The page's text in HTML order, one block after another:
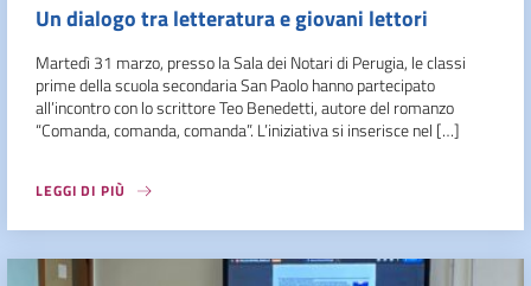
Un dialogo tra letteratura e giovani lettori
Martedì 31 marzo, presso la Sala dei Notari di Perugia, le classi
prime della scuola secondaria San Paolo hanno partecipato
all’incontro con lo scrittore Teo Benedetti, autore del romanzo
“Comanda, comanda, comanda”. L’iniziativa si inserisce nel […]
LEGGI DI PIÙ